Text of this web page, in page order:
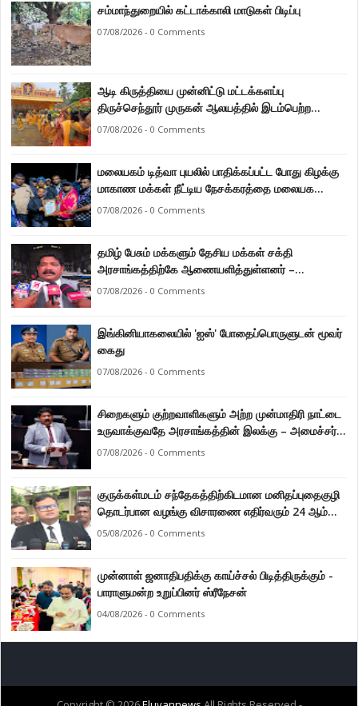
சம்மாந்துறையில் கட்டாக்காலி மாடுகள் பிடிப்பு
07/08/2026 - 0 Comments
ஆடி கிருத்தியை முன்னிட்டு மட்டக்களப்பு
திருச்செந்தூர் முருகன் ஆலயத்தில் இடம்பெற்ற
பால்குட பவனி 1008 சங்கா ஆபிஷேக நிகழ்வு.
07/08/2026 - 0 Comments
மலையகம் டித்வா புயலில் பாதிக்கப்பட்ட போது கிழக்கு
மாகாண மக்கள் நீட்டிய நேசக்கரத்தை மலையக
மக்கள் ஒருபோதும் மறக்கமாட்டார்கள் : நுவரெலியா
07/08/2026 - 0 Comments
தமிழ் பேசும் மக்களும் தேசிய மக்கள் சக்தி
அரசாங்கத்திற்கே ஆணையளித்துள்ளனர் –
கடற்றொழில் அமைச்சர் இராமலிங்கம் சந்திரசேகர்
07/08/2026 - 0 Comments
இங்கினியாகலையில் 'ஐஸ்' போதைப்பொருளுடன் மூவர்
கைது
07/08/2026 - 0 Comments
சிறைகளும் குற்றவாளிகளும் அற்ற முன்மாதிரி நாட்டை
உருவாக்குவதே அரசாங்கத்தின் இலக்கு – அமைச்சர்
இராமலிங்கம் சந்திரசேகர்
07/08/2026 - 0 Comments
குருக்கள்மடம் சந்தேகத்திற்கிடமான மனிதப்புதைகுழி
தொடர்பான வழங்கு விசாரணை எதிர்வரும் 24 ஆம்
திகதிக்கு தவணையிடப்பட்டுள்ளது.
05/08/2026 - 0 Comments
முன்னாள் ஜனாதிபதிக்கு காய்ச்சல் பிடித்திருக்கும் -
பாராளுமன்ற உறுப்பினர் ஸ்ரீநேசன்
04/08/2026 - 0 Comments